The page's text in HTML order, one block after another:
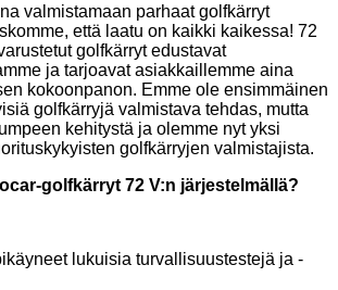
valmistamaan parhaat golfkärryt
että laatu on kaikki kaikessa! 72
golfkärryt edustavat
ja tarjoavat asiakkaillemme aina
kokoonpanon. Emme ole ensimmäinen
golfkärryjä valmistava tehdas, mutta
kehitystä ja olemme nyt yksi
golfkärryjen valmistajista.
golfkärryt 72 V:n järjestelmällä?
lukuisia turvallisuustestejä ja -